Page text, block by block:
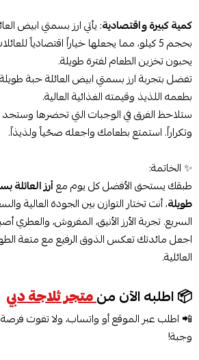
كمية كبيرة واقتصادية: يأتي ارز بسمتي ابيض
بحجم 5 كيلو، مما يجعلها خياراً اقتصادياً
يحبون تخزين الطعام لفترة طويلة.
بطعمه اللذيذ وقيمته الغذائية العالية.
ستلاحظ الفرق في الوجبات التي تحضرها وستجد
وتكراراً. استمتع بطعامك واجعله صحّياً ولذيذاً.
✨ الخاتمة:
طبقك يستحق الأفضل كل يوم مع
طويلة، أنت تختار التوازن بين الجودة العالية
السريع. تجربة الأرز الأنيق، المفروش،
اجعل مائدتك تعكس الذوق الرفيع مع متعة
العائلية.
📦 اطلبه الآن منمتجر ثلاجة دبي
📲 اطلب عبر الموقع أو واتساب، ولا تفوت
وجبة!